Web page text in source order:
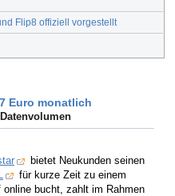
Flip8 offiziell vorgestellt
Euro monatlich
bietet Neukunden seinen
für kurze Zeit zu einem
bucht, zahlt im Rahmen